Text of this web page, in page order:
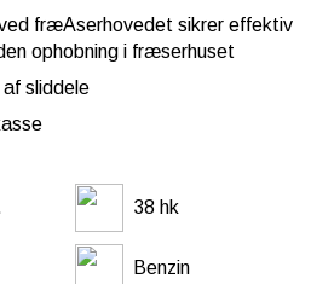
fræAserhovedet sikrer effektiv
ophobning i fræserhuset
sliddele
38 hk
Benzin